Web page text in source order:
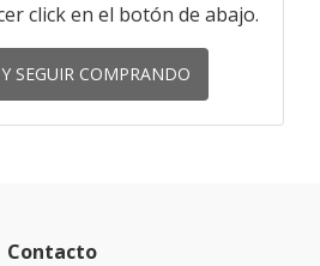
click en el botón de abajo.
SEGUIR COMPRANDO
Contacto